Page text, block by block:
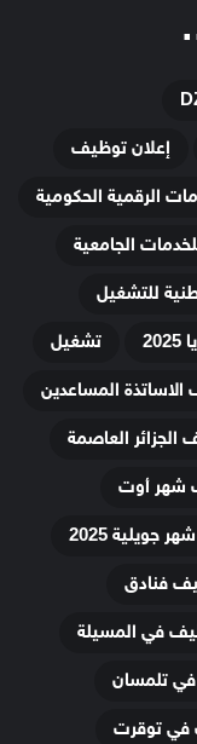
إعلان توظيف
الرقمية الحكومية
الجامعية
للتشغيل
تشغيل
المساعدين
الجزائر العاصمة
شهر أوت
جويلية 2025
فنادق
في المسيلة
تلمسان
توقرت